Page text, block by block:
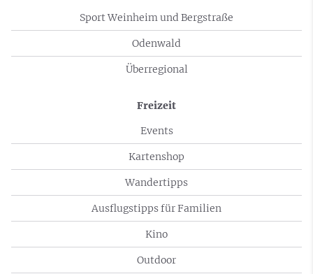
Sport Weinheim und Bergstraße
Odenwald
Überregional
Freizeit
Events
Kartenshop
Wandertipps
Ausflugstipps für Familien
Kino
Outdoor